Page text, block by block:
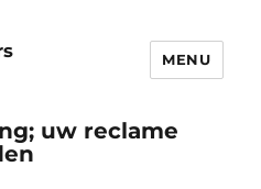
MENU
uw reclame